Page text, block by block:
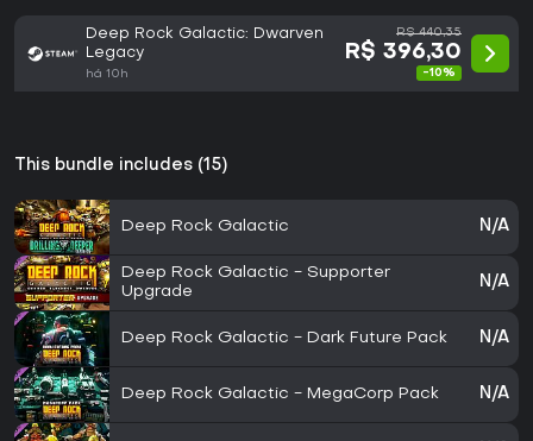
Deep Rock Galactic: Dwarven
Legacy
há 10h
R$ 440,35
R$ 396,30
-10%
This bundle includes (15)
Deep Rock Galactic N/A
Deep Rock Galactic - Supporter
Upgrade
N/A
Deep Rock Galactic - Dark Future Pack N/A
Deep Rock Galactic - MegaCorp Pack N/A